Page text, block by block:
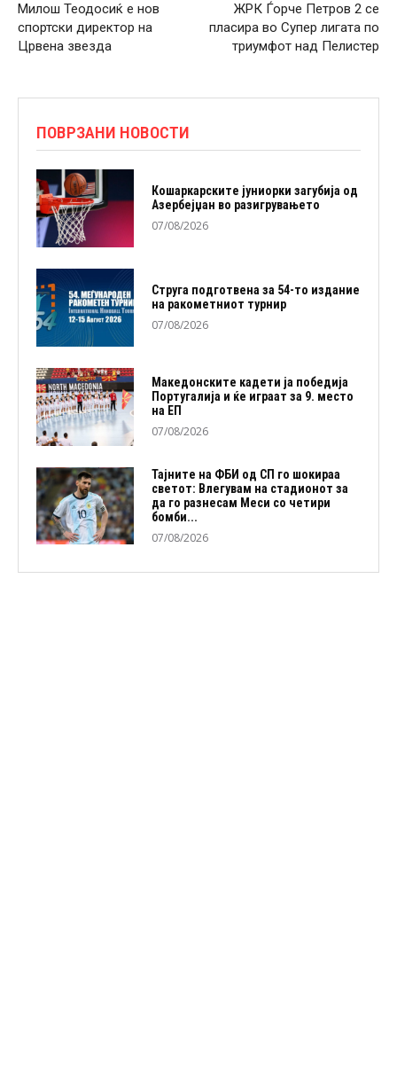
Милош Теодосиќ е нов
спортски директор на
Црвена звезда
ЖРК Ѓорче Петров 2 се
пласира во Супер лигата по
триумфот над Пелистер
ПОВРЗАНИ НОВОСТИ
Кошаркарските јуниорки загубија од
Азербејџан во разигрувањето
07/08/2026
Струга подготвена за 54-то издание
на ракометниот турнир
07/08/2026
Македонските кадети ја победија
Португалија и ќе играат за 9. место
на ЕП
07/08/2026
Тајните на ФБИ од СП го шокираа
светот: Влегувам на стадионот за
да го разнесам Меси со четири
бомби...
07/08/2026